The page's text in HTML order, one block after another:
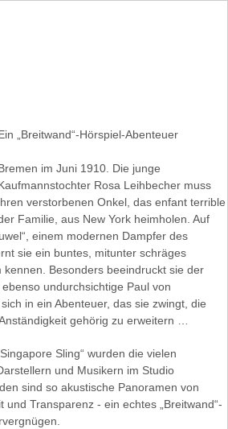
„Breitwand“-Hörspiel-Abenteuer
im Juni 1910. Die junge
Rosa Leihbecher muss
verstorbenen Onkel, das enfant terrible
Familie, aus New York heimholen. Auf
einem modernen Dampfer des
sie ein buntes, mitunter schräges
kennen. Besonders beeindruckt sie der
undurchsichtige Paul von
in ein Abenteuer, das sie zwingt, die
gehörig zu erweitern …
Sling“ wurden die vielen
und Musikern im Studio
sind so akustische Panoramen von
und Transparenz - ein echtes „Breitwand“-